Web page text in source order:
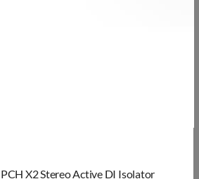
X2 Stereo Active DI Isolator